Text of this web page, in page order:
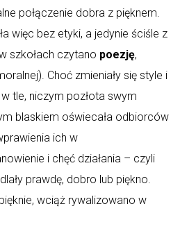
połączenie dobra z pięknem.
więc bez etyki, a jedynie ściśle z
szkołach czytano poezję,
Choć zmieniały się style i
tle, niczym pozłota swym
blaskiem oświecała odbiorców
ich w
i chęć działania – czyli
prawdę, dobro lub piękno.
wciąż rywalizowano w